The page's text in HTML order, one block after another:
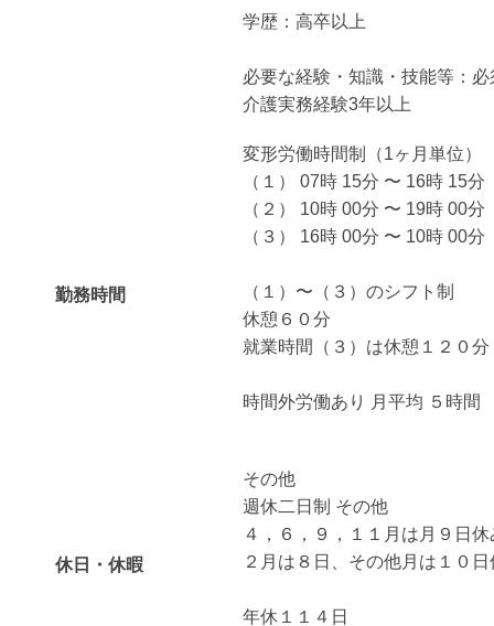
学歴：高卒以上
必要な経験・知識・技能等：必
介護実務経験3年以上
勤務時間
変形労働時間制（1ヶ月単位）
（１） 07時 15分 〜 16時 15分
（２） 10時 00分 〜 19時 00分
（３） 16時 00分 〜 10時 00分
（１）〜（３）のシフト制
休憩６０分
就業時間（３）は休憩１２０分
時間外労働あり 月平均 ５時間
休日・休暇
その他
週休二日制 その他
４，６，９，１１月は月９日休
２月は８日、その他月は１０日
年休１１４日